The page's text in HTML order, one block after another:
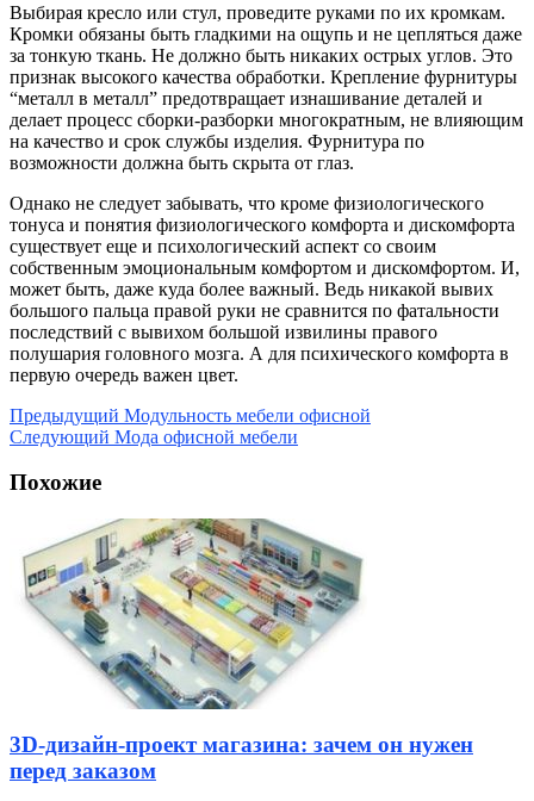
Выбирая кресло или стул, проведите руками по их кромкам.
Кромки обязаны быть гладкими на ощупь и не цепляться даже
за тонкую ткань. Не должно быть никаких острых углов. Это
признак высокого качества обработки. Крепление фурнитуры
“металл в металл” предотвращает изнашивание деталей и
делает процесс сборки-разборки многократным, не влияющим
на качество и срок службы изделия. Фурнитура по
возможности должна быть скрыта от глаз.
Однако не следует забывать, что кроме физиологического
тонуса и понятия физиологического комфорта и дискомфорта
существует еще и психологический аспект со своим
собственным эмоциональным комфортом и дискомфортом. И,
может быть, даже куда более важный. Ведь никакой вывих
большого пальца правой руки не сравнится по фатальности
последствий с вывихом большой извилины правого
полушария головного мозга. А для психического комфорта в
первую очередь важен цвет.
Предыдущий Модульность мебели офисной
Следующий Мода офисной мебели
Похожие
3D-дизайн-проект магазина: зачем он нужен
перед заказом